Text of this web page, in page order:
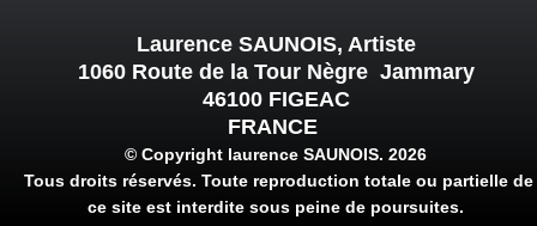
Laurence SAUNOIS, Artiste
1060 Route de la Tour Nègre Jammary
46100 FIGEAC
FRANCE
© Copyright laurence SAUNOIS. 2026
Tous droits réservés. Toute reproduction totale ou partielle de
ce site est interdite sous peine de poursuites.